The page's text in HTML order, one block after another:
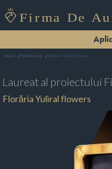
Acasă Florării Cazasu Florăria Yuliral flowers
Laureat al proiectului
Florăria Yuliral flowers